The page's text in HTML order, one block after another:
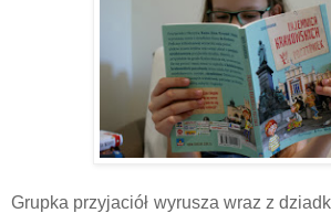
Grupka przyjaciół wyrusza wraz z